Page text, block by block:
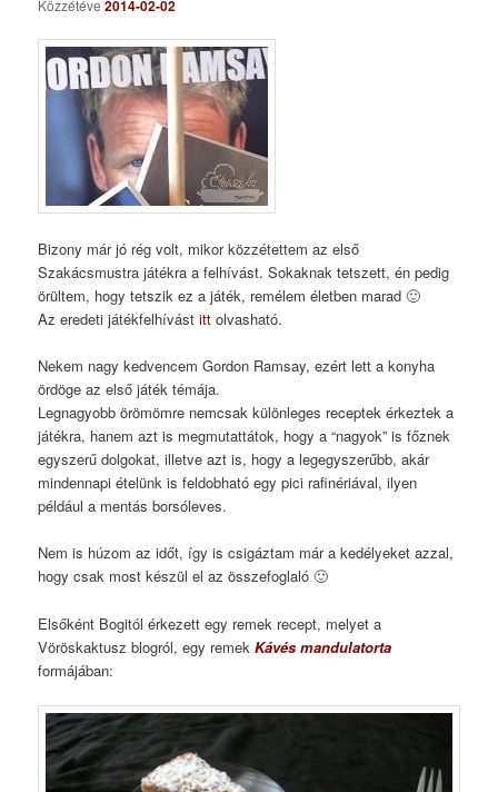
Közzétéve2014-02-02
Bizony már jó rég volt, mikor közzétettem az első
Szakácsmustra játékra a felhívást. Sokaknak tetszett, én pedig
örültem, hogy tetszik ez a játék, remélem életben marad 🙂
Az eredeti játékfelhívástitt olvasható.
Nekem nagy kedvencem Gordon Ramsay, ezért lett a konyha
ördöge az első játék témája.
Legnagyobb örömömre nemcsak különleges receptek érkeztek a
játékra, hanem azt is megmutattátok, hogy a “nagyok” is főznek
egyszerű dolgokat, illetve azt is, hogy a legegyszerűbb, akár
mindennapi ételünk is feldobható egy pici rafinériával, ilyen
például a mentás borsóleves.
Nem is húzom az időt, így is csigáztam már a kedélyeket azzal,
hogy csak most készül el az összefoglaló 🙂
Elsőként Bogitól érkezett egy remek recept, melyet a
Vöröskaktusz blogról, egy remekKávés mandulatorta
formájában: